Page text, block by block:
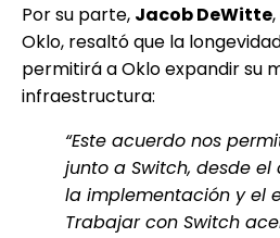
Por su parte, Jacob DeWitte
Oklo, resaltó que la
permitirá a Oklo expandir su
infraestructura:
“Este acuerdo nos
junto a Switch, desde
la implementación y el
Trabajar con Switch